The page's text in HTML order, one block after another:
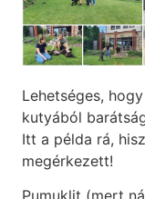
Lehetséges,
kutyából
Itt a példa rá,
megérkezett!